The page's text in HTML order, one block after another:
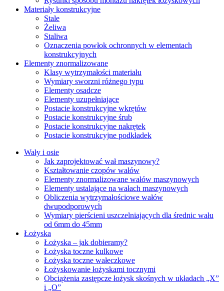
Materiały konstrukcyjne
Stale
Żeliwa
Staliwa
Oznaczenia powłok ochronnych w elementach
konstrukcyjnych
Elementy znormalizowane
Klasy wytrzymałości materiału
Wymiary sworzni różnego typu
Elementy osadcze
Elementy uzupełniające
Postacie konstrukcyjne wkrętów
Postacie konstrukcyjne śrub
Postacie konstrukcyjne nakrętek
Postacie konstrukcyjne podkładek
Wały i osie
Jak zaprojektować wał maszynowy?
Kształtowanie czopów wałów
Elementy znormalizowane wałów maszynowych
Elementy ustalające na wałach maszynowych
Obliczenia wytrzymałościowe wałów
dwupodporowych
Wymiary pierścieni uszczelniających dla średnic wału
od 6mm do 45mm
Łożyska
Łożyska – jak dobieramy?
Łożyska toczne kulkowe
Łożyska toczne wałeczkowe
Łożyskowanie łożyskami tocznymi
Obciążenia zastępcze łożysk skośnych w układach „X”
i „O”